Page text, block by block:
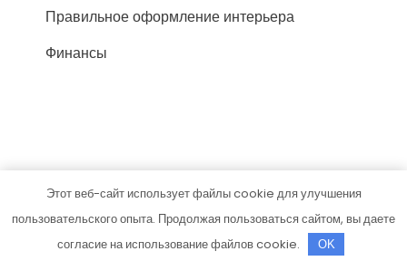
Правильное оформление интерьера
Финансы
silasvai.ru
Тема от Grace Themes
Этот веб-сайт использует файлы cookie для улучшения
пользовательского опыта. Продолжая пользоваться сайтом, вы даете
согласие на использование файлов cookie.
OK